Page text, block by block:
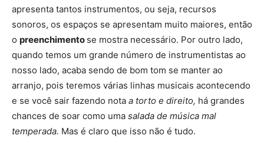
apresenta tantos instrumentos, ou seja, recursos
sonoros, os espaços se apresentam muito maiores, então
o preenchimento se mostra necessário. Por outro lado,
quando temos um grande número de instrumentistas ao
nosso lado, acaba sendo de bom tom se manter ao
arranjo, pois teremos várias linhas musicais acontecendo
e se você sair fazendo nota a torto e direito, há grandes
chances de soar como uma salada de música mal
temperada. Mas é claro que isso não é tudo.